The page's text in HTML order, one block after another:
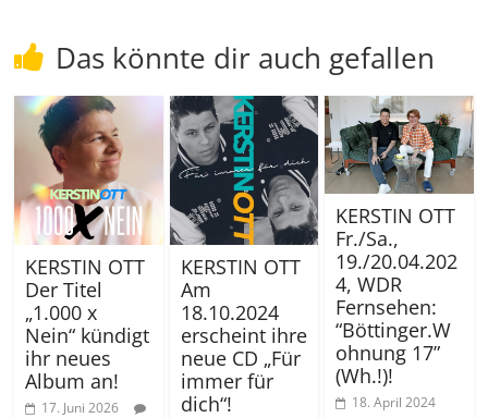
Das könnte dir auch gefallen
KERSTIN OTT
Der Titel
„1.000 x
Nein“ kündigt
ihr neues
Album an!
17. Juni 2026
KERSTIN OTT
Am
18.10.2024
erscheint ihre
neue CD „Für
immer für
dich“!
KERSTIN OTT
Fr./Sa.,
19./20.04.202
4, WDR
Fernsehen:
“Böttinger.W
ohnung 17”
(Wh.!)!
18. April 2024